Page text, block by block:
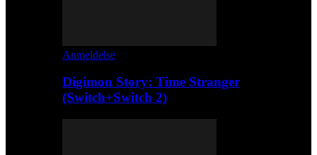
Anmeldelse
Digimon Story: Time Stranger
(Switch+Switch 2)